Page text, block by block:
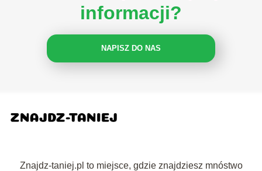
informacji?
NAPISZ DO NAS
Znajdz-taniej.pl to miejsce, gdzie znajdziesz mnóstwo